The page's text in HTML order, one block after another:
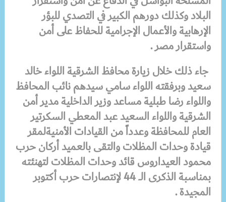
البلاد وكذلك دورهم الكبير في التصدي للبؤر
الإرهابية والأعمال الإجرامية للحفاظ على أمن
واستقرار مصر .
جاء ذلك خلال زيارة محافظ الشرقية اللواء خالد
سعيد وبرفقتهاللواء سامي سيدهم نائب المحافظ
واللواء رضا طبلية مساعد وزير الداخلية مدير أمن
الشرقية واللواء السعيد عبد المعطي السكرتير
العام للمحافظة وعدداً من القيادات الأمنيةلمقر
قيادة وحدات المظلات والتقى بالعميد أركان حرب
محمود العيداروس قائد وحدات المظلات لتهنئته
بمناسبة الذكرى الــ 44 لإنتصارات حرب أكتوبر
المجيدة .